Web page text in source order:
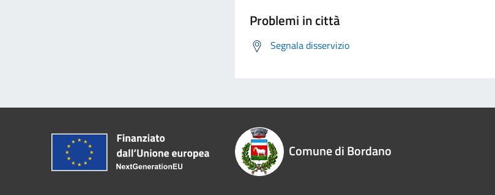
Problemi in città
Segnala disservizio
Comune di Bordano